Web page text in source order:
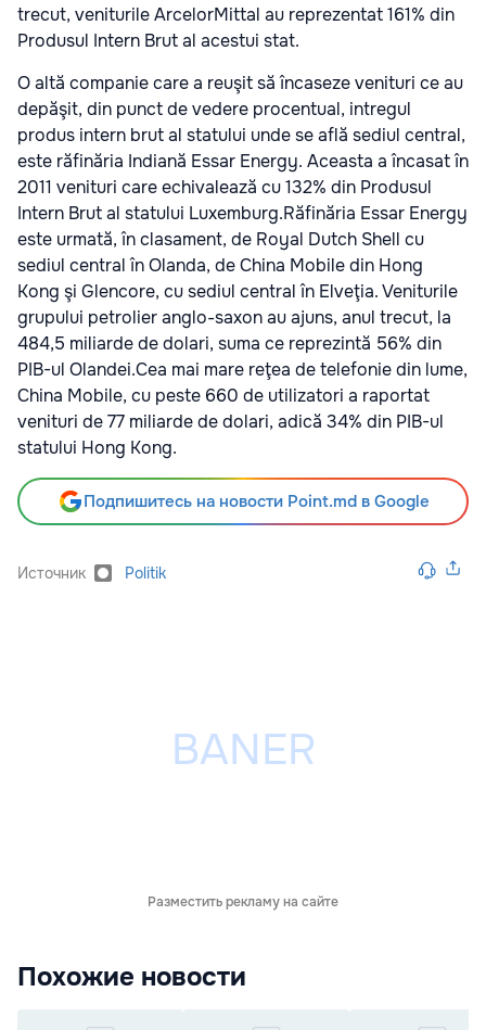
trecut, veniturile ArcelorMittal au reprezentat 161% din
Produsul Intern Brut al acestui stat.
O altă companie care a reuşit să încaseze venituri ce au
depăşit, din punct de vedere procentual, intregul
produs intern brut al statului unde se află sediul central,
este răfinăria Indiană Essar Energy. Aceasta a încasat în
2011 venituri care echivalează cu 132% din Produsul
Intern Brut al statului Luxemburg.Răfinăria Essar Energy
este urmată, în clasament, de Royal Dutch Shell cu
sediul central în Olanda, de China Mobile din Hong
Kong şi Glencore, cu sediul central în Elveţia. Veniturile
grupului petrolier anglo-saxon au ajuns, anul trecut, la
484,5 miliarde de dolari, suma ce reprezintă 56% din
PIB-ul Olandei.Cea mai mare reţea de telefonie din lume,
China Mobile, cu peste 660 de utilizatori a raportat
venituri de 77 miliarde de dolari, adică 34% din PIB-ul
statului Hong Kong.
Подпишитесь на новости Point.md в Google
Источник Politik
Разместить рекламу на сайте
Похожие новости